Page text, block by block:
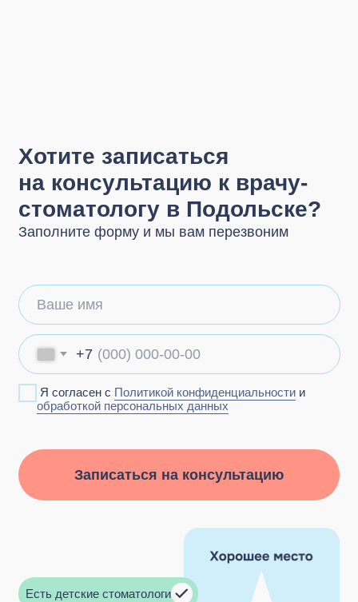
Доступно для людей с инвалидностью
Бесплатная свободная парковка
.Я согласен с Политикой конфиденциальности
обработкой персональных данных
Записаться на консультацию
+7 915 083-34-20